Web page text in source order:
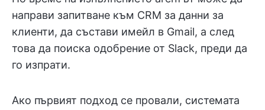
направи запитване към CRM за данни за
клиенти, да състави имейл в Gmail, а след
това да поиска одобрение от Slack, преди да
го изпрати.
Ако първият подход се провали, системата